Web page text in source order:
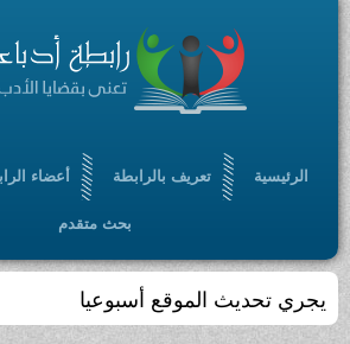
الرئيسية تعريف بالرابطة أعضاء الرابطة
بحث متقدم
يجري تحديث الموقع أسبوعيا